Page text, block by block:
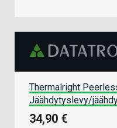
Thermalright
Jäähdytyslevy/
34,90 €